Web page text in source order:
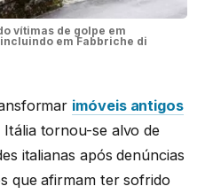
vítimas de golpe em
em Fabbriche di
imóveis antigos
tornou-se alvo de
italianas após denúncias
que afirmam ter sofrido